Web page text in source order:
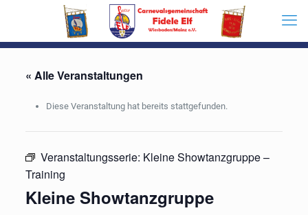
« Alle Veranstaltungen
Diese Veranstaltung hat bereits stattgefunden.
Veranstaltungsserie: Kleine Showtanzgruppe –
Training
Kleine Showtanzgruppe